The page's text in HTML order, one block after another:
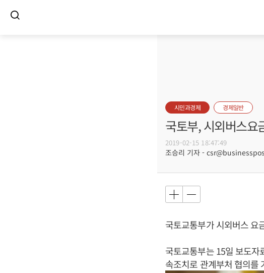
시민과경제 경제일반
국토부, 시외버스요
2019-02-15 18:47:49
조승리 기자 -
국토교통부가 시외버스 요
국토교통부는 15일 보도자
속조치로 관계부처 협의를